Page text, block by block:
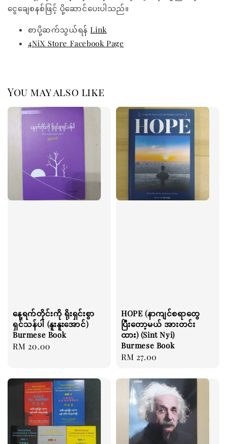
ငွေချေစနစ်ဖြင့် ပို့ဆောင်ပေးပါသည်။
စာပို့ဆက်သွယ်ရန်Link
4NiX Store Facebook Page
You may also like
နေ့ရက်တိုင်းကို ရိုးရှင်းစွာ
ရှင်သန်ပါ (နူးနူးအောင်)
Burmese Book
Regular
RM 20.00
HOPE (နာကျင်စရာတွေ
ပြီးတော့မယ် အားတင်း
ထား) (Sint Nyi)
Burmese Book
Regular
RM 27.00